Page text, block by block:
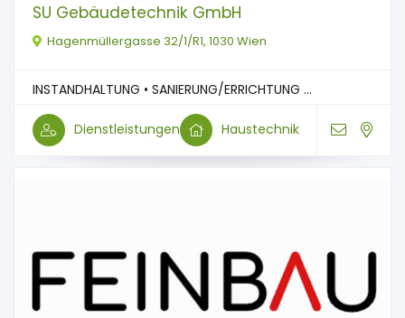
SU Gebäudetechnik GmbH
Hagenmüllergasse 32/1/R1, 1030 Wien
INSTANDHALTUNG • SANIERUNG/ERRICHTUNG ...
Dienstleistungen Haustechnik